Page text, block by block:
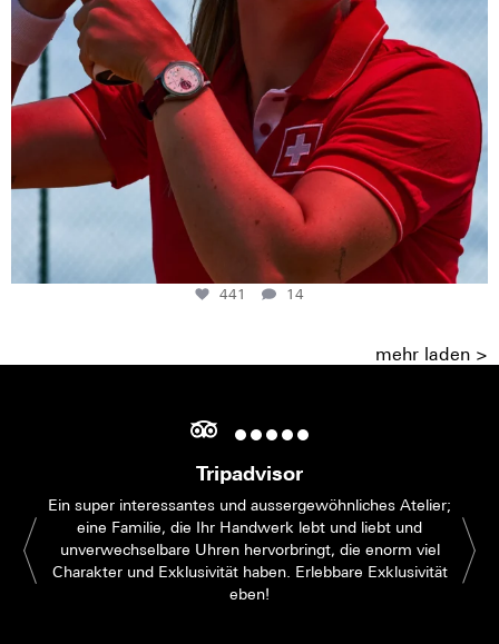
441 14
mehr laden >
Tripadvisor
Ein super interessantes und aussergewöhnliches Atelier;
eine Familie, die Ihr Handwerk lebt und liebt und
unverwechselbare Uhren hervorbringt, die enorm viel
Charakter und Exklusivität haben. Erlebbare Exklusivität
eben!